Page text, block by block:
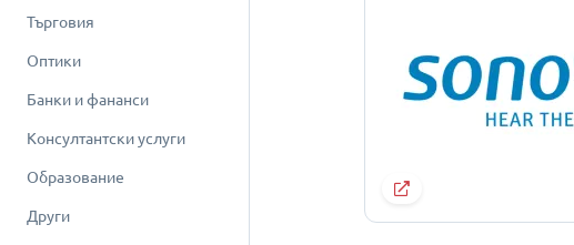
Търговия
Оптики
Банки и фананси
Консултантски услуги
Образование
Други